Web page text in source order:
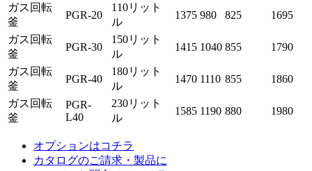
ガス回転
釜
PGR-20
110リット
ル
1375 980 825 1695
ガス回転
釜
PGR-30
150リット
ル
1415 1040 855 1790
ガス回転
釜
PGR-40
180リット
ル
1470 1110 855 1860
ガス回転
釜
PGR-
L40
230リット
ル
1585 1190 880 1980
オプションはコチラ
カタログのご請求・製品に